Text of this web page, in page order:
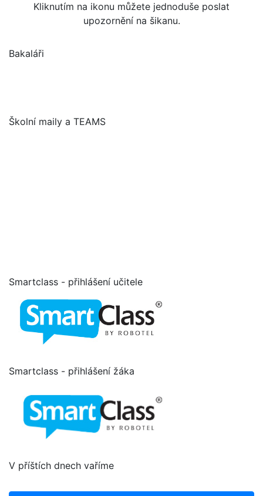
Kliknutím na ikonu můžete jednoduše poslat
upozornění na šikanu.
Bakaláři
Školní maily a TEAMS
Smartclass - přihlášení učitele
Smartclass - přihlášení žáka
V příštích dnech vaříme